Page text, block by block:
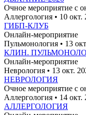
Очное мероприятие с
Аллергология • 10
ГИБП-КЛУБ
Онлайн-мероприятие
Пульмонология • 13
КЛИН.
Онлайн-мероприятие
Неврология • 13 окт.
НЕВРОЛОГИЯ
Очное мероприятие с
Аллергология • 14
АЛЛЕРГОЛОГИЯ